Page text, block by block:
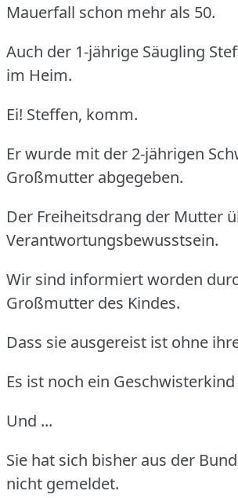
Mauerfall schon mehr als 50.
Auch der 1-jährige Säugling
im Heim.
Ei! Steffen, komm.
Er wurde mit der 2-jährigen
Großmutter abgegeben.
Der Freiheitsdrang der Mutter
Verantwortungsbewusstsein.
Wir sind informiert worden
Großmutter des Kindes.
Dass sie ausgereist ist ohne
Es ist noch ein
Und ...
Sie hat sich bisher aus der
nicht gemeldet.